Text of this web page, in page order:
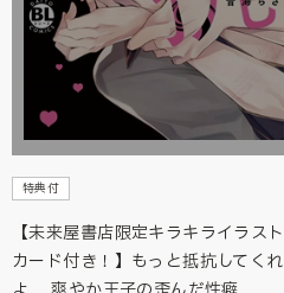
特典付
【未来屋書店限定キラキライラスト
カード付き！】もっと抵抗してくれ